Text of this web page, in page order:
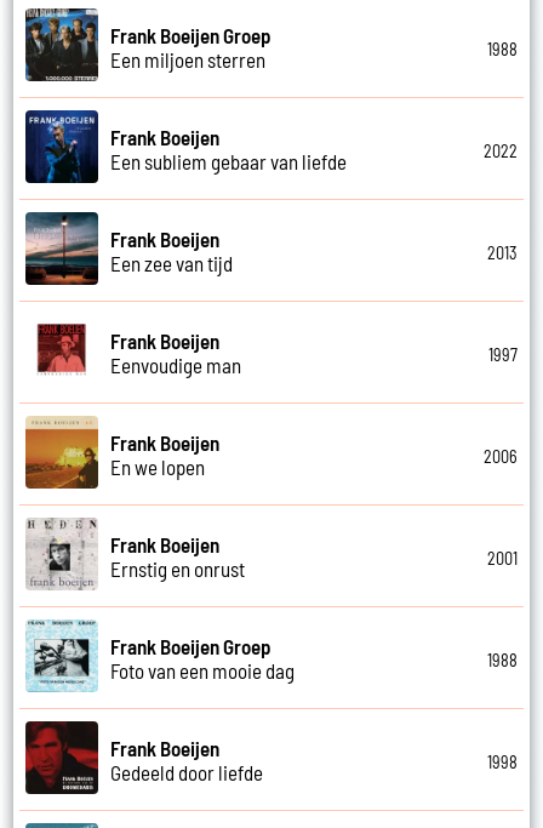
Frank Boeijen Groep
Een miljoen sterren
1988
Frank Boeijen
Een subliem gebaar van liefde
2022
Frank Boeijen
Een zee van tijd
2013
Frank Boeijen
Eenvoudige man
1997
Frank Boeijen
En we lopen
2006
Frank Boeijen
Ernstig en onrust
2001
Frank Boeijen Groep
Foto van een mooie dag
1988
Frank Boeijen
Gedeeld door liefde
1998